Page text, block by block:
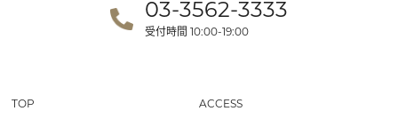
03-3562-3333
受付時間 10:00-19:00
TOP ACCESS